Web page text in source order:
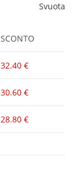
Svuota
SCONTO
32.40€
30.60€
28.80€